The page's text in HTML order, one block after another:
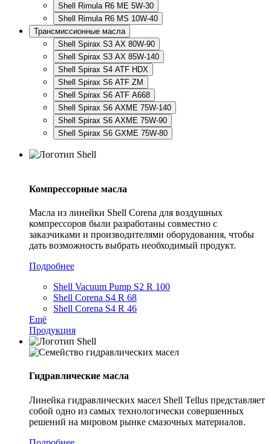
Shell Rimula R6 ME 5W-30
Shell Rimula R6 MS 10W-40
Трансмиссионные масла
Shell Spirax S3 AX 80W-90
Shell Spirax S3 AX 85W-140
Shell Spirax S4 ATF HDX
Shell Spirax S6 ATF ZM
Shell Spirax S6 ATF А668
Shell Spirax S6 AXME 75W-140
Shell Spirax S6 AXME 75W-90
Shell Spirax S6 GXME 75W-80
Компрессорные масла
Масла из линейки Shell Corena для воздушных
компрессоров были разработаны совместно с
заказчиками и производителями оборудования, чтобы
дать возможность выбрать необходимый продукт.
Подробнее
Shell Vacuum Pump S2 R 100
Shell Corena S4 R 68
Shell Corena S4 R 46
Ещё
Продукция
Гидравлические масла
Линейка гидравлических масел Shell Tellus представляет
собой одно из самых технологически совершенных
решений на мировом рынке смазочных материалов.